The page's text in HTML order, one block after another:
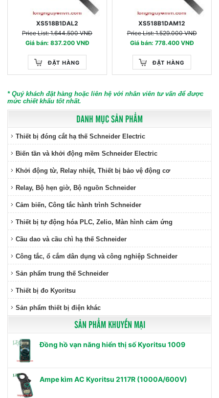
DANH MỤC SẢN PHẨM
Thiết bị đóng cắt hạ thế Schneider Electric
Biến tần và khởi động mềm Schneider Electric
Khởi động từ, Relay nhiệt, Thiết bị bảo vệ động cơ
Relay, Bộ hẹn giờ, Bộ nguồn Schneider
Cảm biến, Công tắc hành trình Schneider
Thiết bị tự động hóa PLC, Zelio, Màn hình cảm ứng
Cầu dao và cầu chì hạ thế Schneider
Công tắc, ổ cắm dân dụng và công nghiệp Schneider
Sản phẩm trung thế Schneider
Thiết bị đo Kyoritsu
Sản phẩm thiết bị điện khác
SẢN PHẨM KHUYẾN MẠI
Đồng hồ vạn năng hiển thị số Kyoritsu 1009
Ampe kìm AC Kyoritsu 2117R (1000A/600V)
XS518B1DAL2
Price List: 1.644.500 VNĐ
Giá bán: 837.200 VNĐ
ĐẶT HÀNG
XS518B1DAM12
Price List: 1.529.000 VNĐ
Giá bán: 778.400 VNĐ
ĐẶT HÀNG
* Quý khách đặt hàng hoặc liên hệ với nhân viên tư vấn để được
mức chiết khấu tốt nhất.